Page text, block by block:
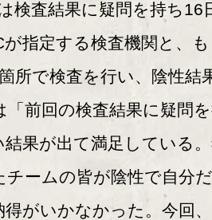
検査結果に疑問を持ち16
指定する検査機関と、
所で検査を行い、陰性結
前回の検査結果に疑問
果が出て満足している
チームの皆が陰性で自分
がいかなかった。今回